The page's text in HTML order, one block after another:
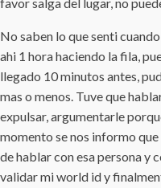
No saben lo que senti
ahi 1 hora haciendo la fila,
llegado 10 minutos antes,
mas o menos. Tuve que
expulsar, argumentarle
momento se nos informo que
de hablar con esa persona y
validar mi world id y